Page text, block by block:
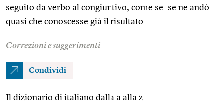
seguito da verbo al congiuntivo, come se: se ne andò
quasi che conoscesse già il risultato
Correzioni e suggerimenti
Condividi
Il dizionario di italiano dalla a alla z